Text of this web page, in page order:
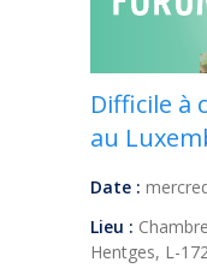
Difficile à
au
Date :
Lieu :
Hentges, L-